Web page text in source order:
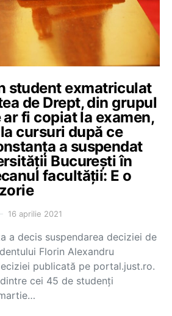
student exmatriculat
de Drept, din grupul
fi copiat la examen,
cursuri după ce
a suspendat
București în
facultății: E o
16 aprilie 2021
a decis suspendarea deciziei de
Florin Alexandru
publicată pe portal.just.ro.
cei 45 de studenți